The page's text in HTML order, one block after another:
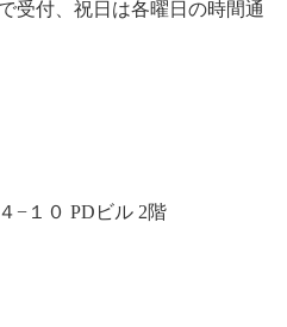
受付、祝日は各曜日の時間通
−１０ PDビル 2階